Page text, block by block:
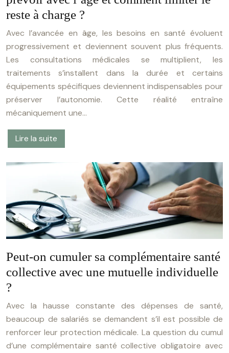
reste à charge ?
Avec l’avancée en âge, les besoins en santé évoluent
progressivement et deviennent souvent plus fréquents.
Les consultations médicales se multiplient, les
traitements s’installent dans la durée et certains
équipements spécifiques deviennent indispensables pour
préserver l’autonomie. Cette réalité entraîne
mécaniquement une…
Lire la suite
Peut-on cumuler sa complémentaire santé
collective avec une mutuelle individuelle
?
Avec la hausse constante des dépenses de santé,
beaucoup de salariés se demandent s’il est possible de
renforcer leur protection médicale. La question du cumul
d’une complémentaire santé collective obligatoire avec